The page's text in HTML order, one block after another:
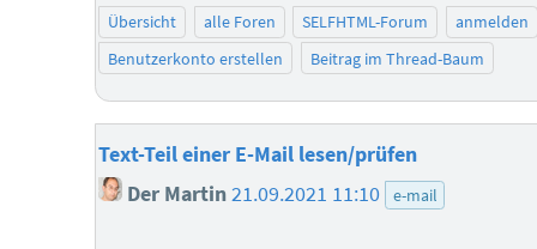
Übersicht alle Foren SELFHTML-Forum
anmelden
Benutzerkonto erstellen
Beitrag im Thread-Baum
Text-Teil einer E-Mail lesen/prüfen
Der Martin21.09.2021 11:10 e-mail